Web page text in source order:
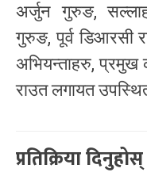
अर्जुन गुरुङ,
गुरुङ, पूर्व डिआरसी
अभियन्ताहरु, प्रमुख
राउत लगायत
प्रतिक्रिया दिनुहोस्